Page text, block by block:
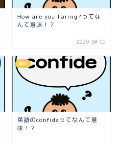
How are you faring?ってな
んて意味！？
2020-08-05
単語
英語のconfideってなんて意
味！？